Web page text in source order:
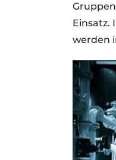
Einsatz.
werden